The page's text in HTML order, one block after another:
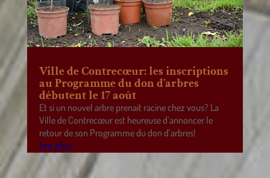
Ville de Contrecœur: les inscriptions
au Programme du don d’arbres
débutent le 17 août
Et si un nouvel arbre prenait racine chez vous? La
Ville de Contrecœur est heureuse d’annoncer le
retour de son Programme du don d’arbres!
lire plus